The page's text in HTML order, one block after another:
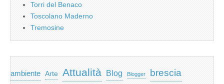
Torri del Benaco
Toscolano Maderno
Tremosine
ambiente Arte Attualità Blog Blogger brescia